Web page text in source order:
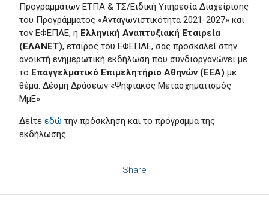
Share
Προγραμμάτων ΕΤΠΑ & ΤΣ/Ειδική Υπηρεσία Διαχείρισης
του Προγράμματος «Ανταγωνιστικότητα 2021-2027» και
τον ΕΦΕΠΑΕ, η Ελληνική Αναπτυξιακή Εταιρεία
(ΕΛΑΝΕΤ), εταίρος του ΕΦΕΠΑΕ, σας προσκαλεί στην
ανοικτή ενημερωτική εκδήλωση που συνδιοργανώνει με
το Επαγγελματικό Επιμελητήριο Αθηνών (ΕΕΑ) με
θέμα: Δέσμη Δράσεων «Ψηφιακός Μετασχηματισμός
ΜμΕ»
Δείτεεδώτην πρόσκληση και το πρόγραμμα της
εκδήλωσης